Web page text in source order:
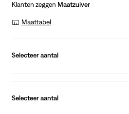
Klanten zeggen Maatzuiver
Maattabel
Selecteer aantal
Selecteer aantal